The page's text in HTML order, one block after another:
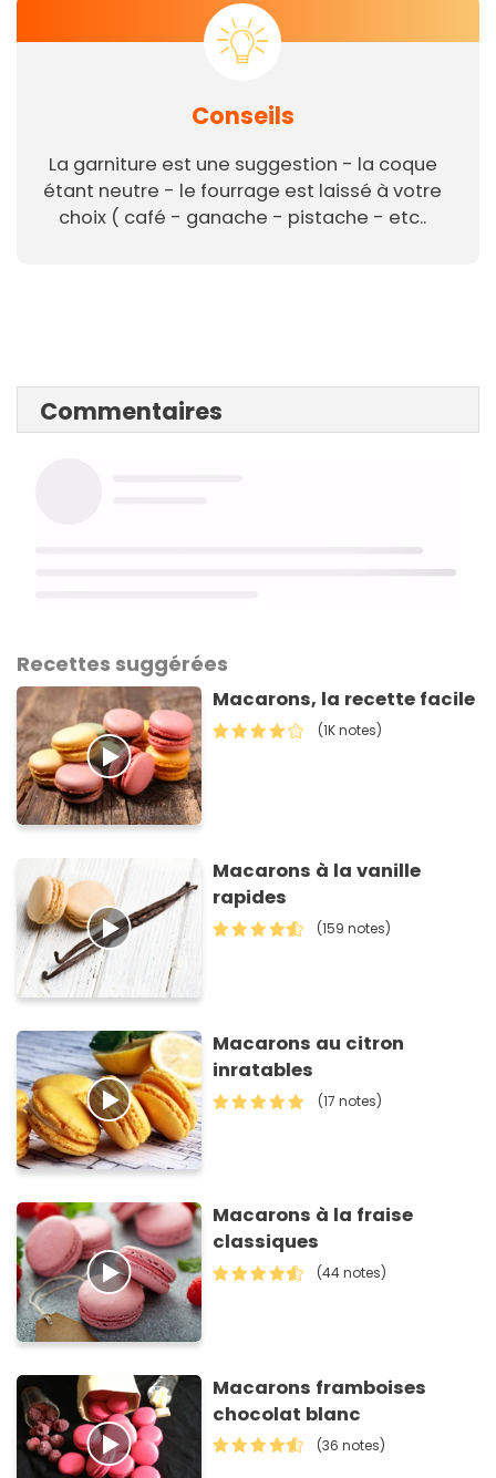
Conseils
La garniture est une suggestion - la coque
étant neutre - le fourrage est laissé à votre
choix ( café - ganache - pistache - etc..
Commentaires
Recettes suggérées
Macarons, la recette facile
(1K notes)
Macarons à la vanille
rapides
(159 notes)
Macarons au citron
inratables
(17 notes)
Macarons à la fraise
classiques
(44 notes)
Macarons framboises
chocolat blanc
(36 notes)